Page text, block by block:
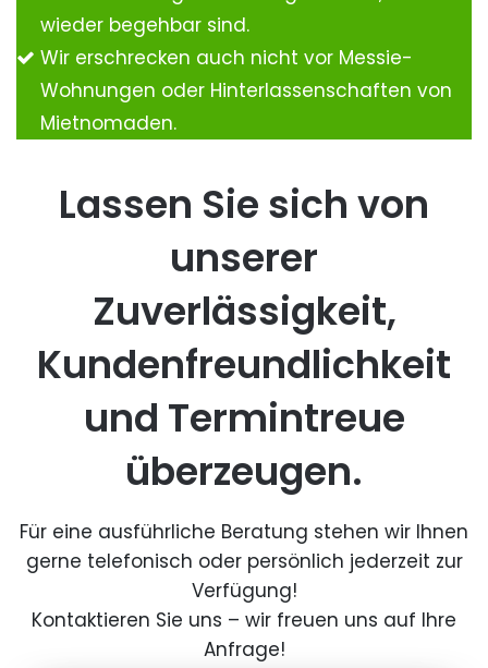
wieder begehbar sind.
Wir erschrecken auch nicht vor Messie-
Wohnungen oder Hinterlassenschaften von
Mietnomaden.
Lassen Sie sich von
unserer
Zuverlässigkeit,
Kundenfreundlichkeit
und Termintreue
überzeugen.
Für eine ausführliche Beratung stehen wir Ihnen
gerne telefonisch oder persönlich jederzeit zur
Verfügung!
Kontaktieren Sie uns – wir freuen uns auf Ihre
Anfrage!